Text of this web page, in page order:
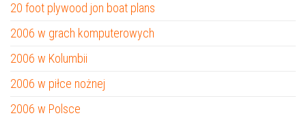
20 foot plywood jon boat plans
2006 w grach komputerowych
2006 w Kolumbii
2006 w piłce nożnej
2006 w Polsce